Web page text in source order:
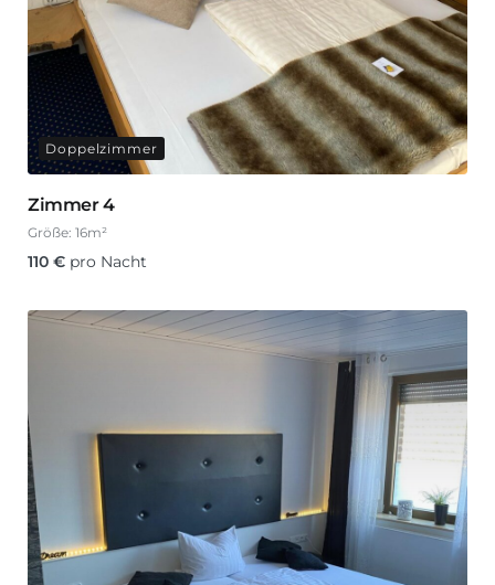
Doppelzimmer
Zimmer 4
Größe: 16m²
110 € pro Nacht